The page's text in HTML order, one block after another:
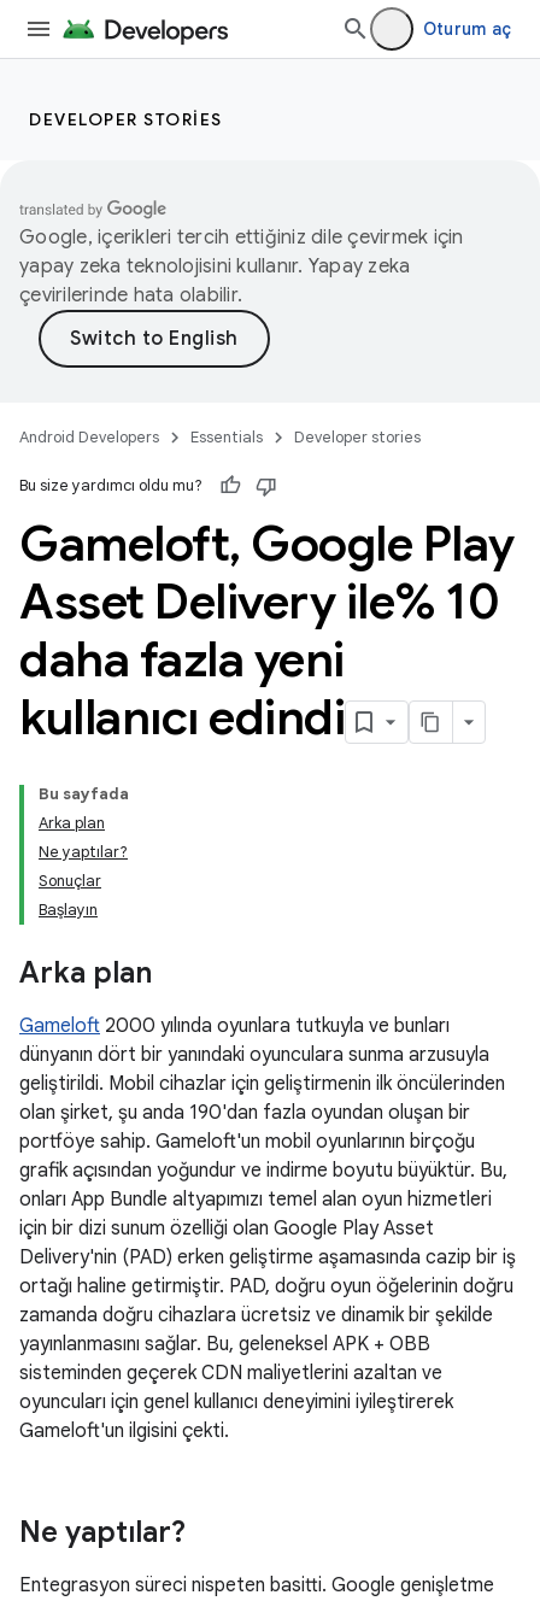
Oturum aç
DEVELOPER STORIES
Google, içerikleri tercih ettiğiniz dile çevirmek için
yapay zeka teknolojisini kullanır. Yapay zeka
çevirilerinde hata olabilir.
Android Developers Essentials Developer stories
Bu size yardımcı oldu mu?
Gameloft, Google Play
Asset Delivery ile% 10
daha fazla yeni
kullanıcı edindi
Bu sayfada
Arka plan
Ne yaptılar?
Sonuçlar
Başlayın
Arka plan
Gameloft 2000 yılında oyunlara tutkuyla ve bunları
dünyanın dört bir yanındaki oyunculara sunma arzusuyla
geliştirildi. Mobil cihazlar için geliştirmenin ilk öncülerinden
olan şirket, şu anda 190'dan fazla oyundan oluşan bir
portföye sahip. Gameloft'un mobil oyunlarının birçoğu
grafik açısından yoğundur ve indirme boyutu büyüktür. Bu,
onları App Bundle altyapımızı temel alan oyun hizmetleri
için bir dizi sunum özelliği olan Google Play Asset
Delivery'nin (PAD) erken geliştirme aşamasında cazip bir iş
ortağı haline getirmiştir. PAD, doğru oyun öğelerinin doğru
zamanda doğru cihazlara ücretsiz ve dinamik bir şekilde
yayınlanmasını sağlar. Bu, geleneksel APK + OBB
sisteminden geçerek CDN maliyetlerini azaltan ve
oyuncuları için genel kullanıcı deneyimini iyileştirerek
Gameloft'un ilgisini çekti.
Ne yaptılar?
Entegrasyon süreci nispeten basitti. Google genişletme